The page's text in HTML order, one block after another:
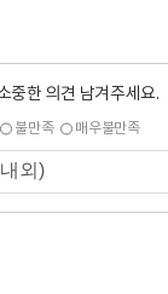
중한 의견 남겨주세요.
불만족 매우불만족